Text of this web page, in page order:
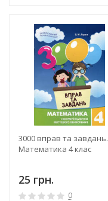
3000 вправ та завдань.
Математика 4 клас
25 грн.
0